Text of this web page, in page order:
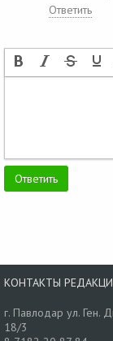
Ответить
КОНТАКТЫ
г. Павлодар ул. Ген.
18/3